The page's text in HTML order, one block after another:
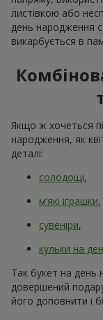
листівкою або
день народження
викарбується в
Якщо ж хочеться
народження, як
деталі:
солодощі,
м’які іграшки,
сувеніри,
кульки на
Так букет на день
довершений
його доповнити і